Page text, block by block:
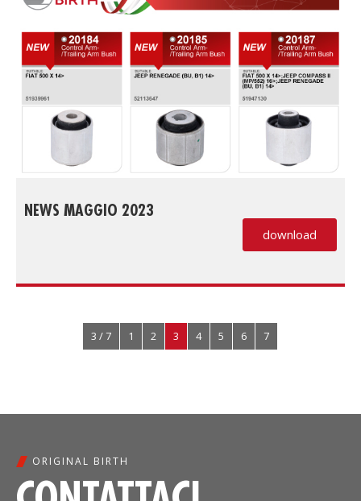
NEWS MAGGIO 2023
download
(PDF, si
3 / 7 1 2 3 4 5 6 7
ORIGINAL BIRTH